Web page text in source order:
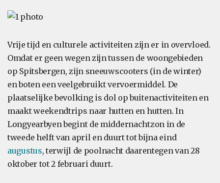
Vrije tijd en culturele activiteiten zijn er in overvloed.
Omdat er geen wegen zijn tussen de woongebieden
op Spitsbergen, zijn sneeuwscooters (in de winter)
en boten een veelgebruikt vervoermiddel. De
plaatselijke bevolking is dol op buitenactiviteiten en
maakt weekendtrips naar hutten en hutten. In
Longyearbyen begint de middernachtzon in de
tweede helft van april en duurt tot bijna eind
augustus, terwijl de poolnacht daarentegen van 28
oktober tot 2 februari duurt.